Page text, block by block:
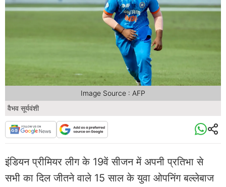
वैभव सूर्यवंशी
Image Source : AFP
इंडियन प्रीमियर लीग के 19वें सीजन में अपनी प्रतिभा से
सभी का दिल जीतने वाले 15 साल के युवा ओपनिंग बल्लेबाज